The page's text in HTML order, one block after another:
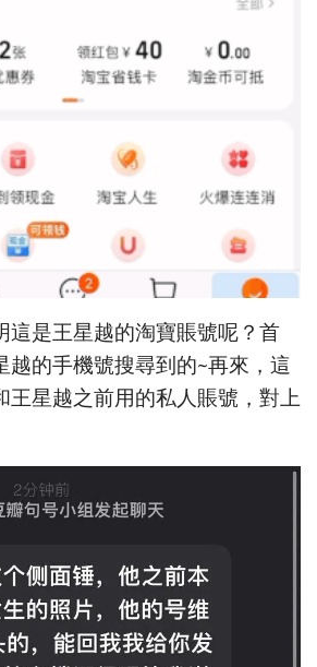
這是王星越的淘寶賬號呢？首
越的手機號搜尋到的~再來，這
王星越之前用的私人賬號，對上